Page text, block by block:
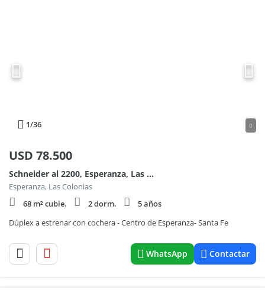
1/36 0
USD 78.500
Schneider al 2200, Esperanza, Las Colonias
Esperanza, Las Colonias
68 m² cubie.
2 dorm.
5 años
Dúplex a estrenar con cochera - Centro de Esperanza- Santa Fe
WhatsApp Contactar